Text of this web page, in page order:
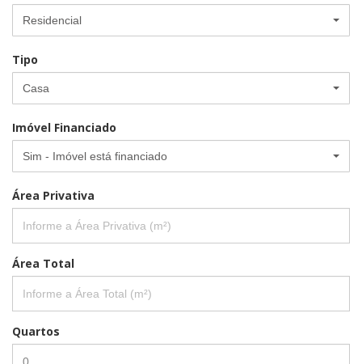
Residencial
Tipo
Casa
Imóvel Financiado
Sim - Imóvel está financiado
Área Privativa
Área Total
Quartos